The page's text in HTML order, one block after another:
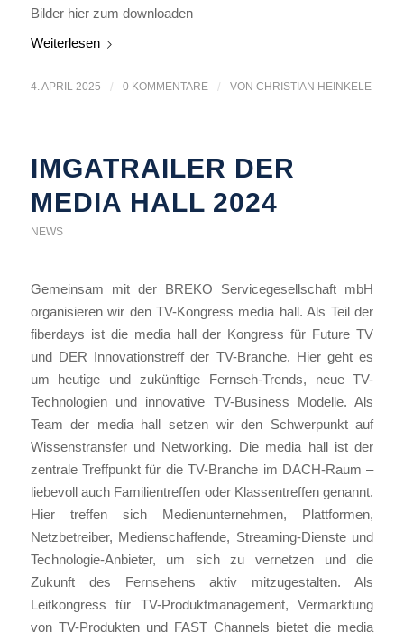
Bilder hier zum downloaden
Weiterlesen
4. APRIL 2025 / 0 KOMMENTARE / VON CHRISTIAN HEINKELE
IMGATRAILER DER
MEDIA HALL 2024
NEWS
Gemeinsam mit der BREKO Servicegesellschaft mbH
organisieren wir den TV-Kongress media hall. Als Teil der
fiberdays ist die media hall der Kongress für Future TV
und DER Innovationstreff der TV-Branche. Hier geht es
um heutige und zukünftige Fernseh-Trends, neue TV-
Technologien und innovative TV-Business Modelle. Als
Team der media hall setzen wir den Schwerpunkt auf
Wissenstransfer und Networking. Die media hall ist der
zentrale Treffpunkt für die TV-Branche im DACH-Raum –
liebevoll auch Familientreffen oder Klassentreffen genannt.
Hier treffen sich Medienunternehmen, Plattformen,
Netzbetreiber, Medienschaffende, Streaming-Dienste und
Technologie-Anbieter, um sich zu vernetzen und die
Zukunft des Fernsehens aktiv mitzugestalten. Als
Leitkongress für TV-Produktmanagement, Vermarktung
von TV-Produkten und FAST Channels bietet die media